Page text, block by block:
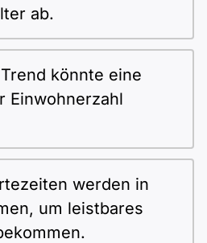
ab.
könnte eine
Einwohnerzahl
werden in
um leistbares